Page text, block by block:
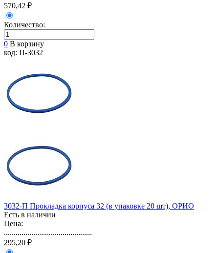
570,42 ₽
Количество:
0 В корзину
код: П-3032
3032-П Прокладка корпуса 32 (в упаковке 20 шт), ОРИО
Есть в наличии
Цена:
.............................................
295,20 ₽